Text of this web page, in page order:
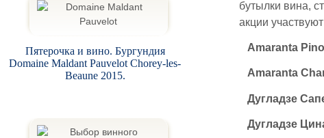
бутылки вина,
акции
Amaranta
Amaranta
Дугладзе
Дугладзе
Пятерочка и вино. Бургундия
Domaine Maldant Pauvelot Chorey-les-
Beaune 2015.